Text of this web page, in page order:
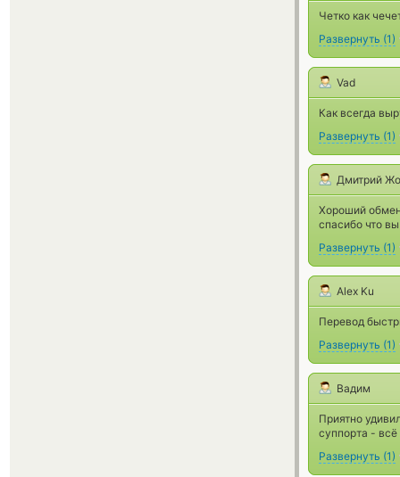
Четко как
Развернуть (1)
Vad
Как всегда
Развернуть (1)
Дмитрий
Хороший
спасибо что
Развернуть (1)
Alex Ku
Перевод
Развернуть (1)
Вадим
Приятно
суппорта -
Развернуть (1)